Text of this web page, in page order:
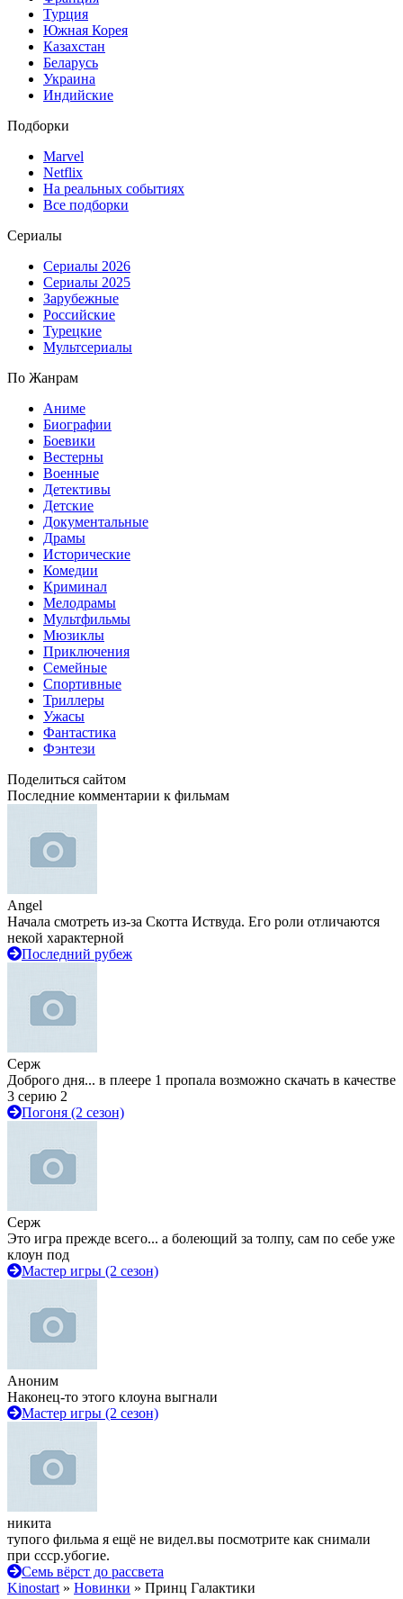
Турция
Южная Корея
Казахстан
Беларусь
Украина
Индийские
Подборки
Marvel
Netflix
На реальных событиях
Все подборки
Сериалы
Сериалы 2026
Сериалы 2025
Зарубежные
Российские
Турецкие
Мультсериалы
По Жанрам
Аниме
Биографии
Боевики
Вестерны
Военные
Детективы
Детские
Документальные
Драмы
Исторические
Комедии
Криминал
Мелодрамы
Мультфильмы
Мюзиклы
Приключения
Семейные
Спортивные
Триллеры
Ужасы
Фантастика
Фэнтези
Поделиться сайтом
Последние комментарии к фильмам
Angel
Начала смотреть из-за Скотта Иствуда. Его роли отличаются
некой характерной
Последний рубеж
Серж
Доброго дня... в плеере 1 пропала возможно скачать в качестве
3 серию 2
Погоня (2 сезон)
Серж
Это игра прежде всего... а болеющий за толпу, сам по себе уже
клоун под
Мастер игры (2 сезон)
Аноним
Наконец-то этого клоуна выгнали
Мастер игры (2 сезон)
никита
тупого фильма я ещё не видел.вы посмотрите как снимали
при ссср.убогие.
Семь вёрст до рассвета
Kinostart » Новинки » Принц Галактики